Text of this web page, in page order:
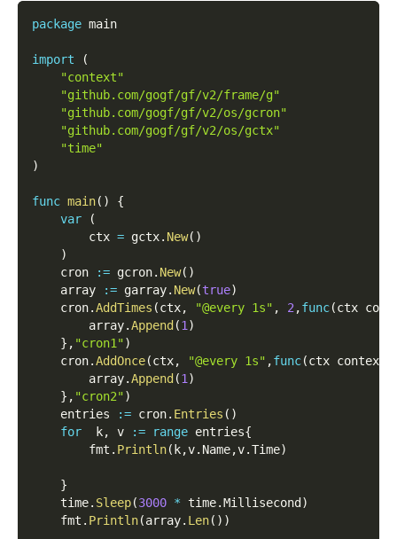
package main
import
(
"context"
"github.com/gogf/gf/v2/frame/g"
"github.com/gogf/gf/v2/os/gcron"
"github.com/gogf/gf/v2/os/gctx"
"time"
)
func main( )
{
var
(
        ctx
= gctx. New( )
)
    cron
:= gcron. New( )
    array
:= garray. New(true)
    cron
.AddTimes (ctx, "@every 1s" , 2 ,func(ctx
        array
.Append (1 )
} , "cron1")
    cron
.AddOnce(ctx, "@every 1s" ,func(ctx context
        array
.Append (1 )
} , "cron2")
    entries
:= cron. Entries ( )
for
  k
, v := range entries{
        fmt
. Println( k,v. Name,v.Time)
}
    time
. Sleep(3000 * time.Millisecond )
    fmt
. Println(array. Len( ) )